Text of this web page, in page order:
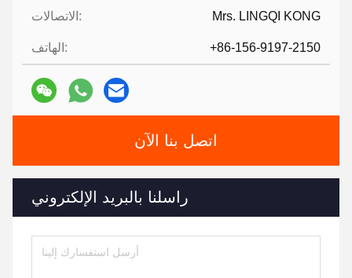
الاتصالات: Mrs. LINGQI KONG
الهاتف: +86-156-9197-2150
اتصل بنا الآن
راسلنا بالبريد الإلكتروني